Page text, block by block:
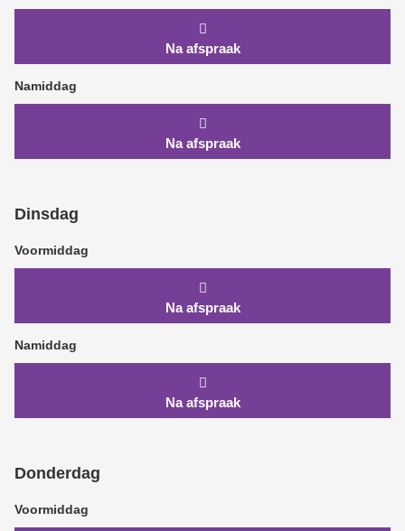
Na afspraak
Namiddag
Na afspraak
Dinsdag
Voormiddag
Na afspraak
Namiddag
Na afspraak
Donderdag
Voormiddag